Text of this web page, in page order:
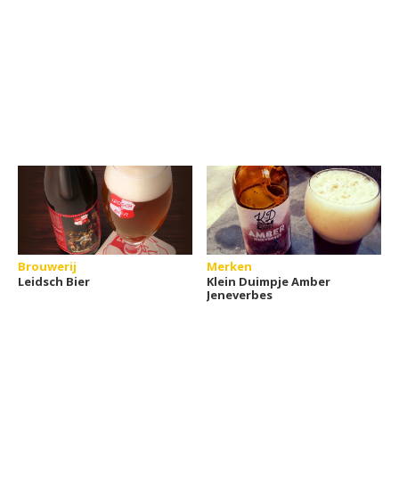
Brouwerij
Leidsch Bier
Merken
Klein Duimpje Amber
Jeneverbes